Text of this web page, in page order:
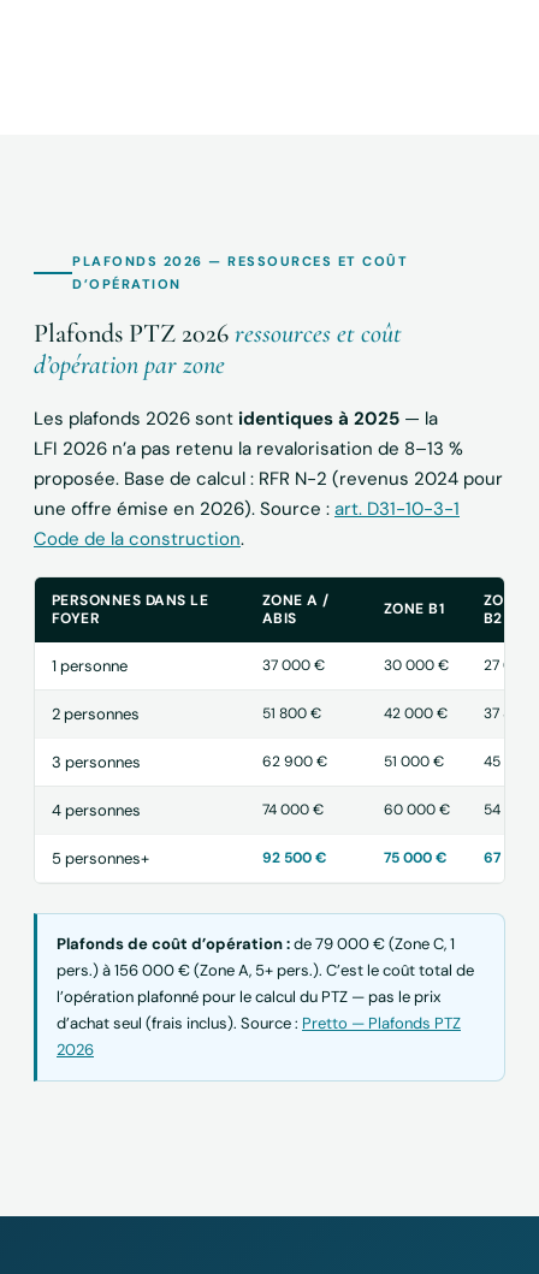
PLAFONDS 2026 — RESSOURCES ET COÛT
D’OPÉRATION
Plafonds PTZ 2026ressources et coût
d’opération par zone
Les plafonds 2026 sont identiques à 2025 — la
LFI 2026 n’a pas retenu la revalorisation de 8–13 %
proposée. Base de calcul : RFR N-2 (revenus 2024 pour
une offre émise en 2026). Source : art. D31-10-3-1
Code de la construction.
PERSONNES DANS LE
FOYER
ZONE A /
ABIS
ZONE B1
ZONE
B2 / C
1 personne 37 000 € 30 000 € 27 000
2 personnes 51 800 € 42 000 € 37 800
3 personnes 62 900 € 51 000 € 45 900
4 personnes 74 000 € 60 000 € 54 000
5 personnes+ 92 500 € 75 000 € 67 500
Plafonds de coût d’opération :de 79 000 € (Zone C, 1
pers.) à 156 000 € (Zone A, 5+ pers.). C’est le coût total de
l’opération plafonné pour le calcul du PTZ — pas le prix
d’achat seul (frais inclus). Source : Pretto — Plafonds PTZ
2026